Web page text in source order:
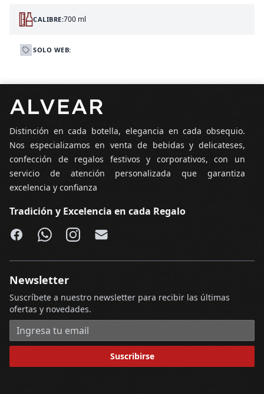
CALIBRE:700 ml
SOLO WEB:
Distinción en cada botella, elegancia en cada obsequio.
Nos especializamos en venta de bebidas y delicateses,
confección de regalos festivos y corporativos, con un
servicio de atención personalizada que garantiza
excelencia y confianza
Tradición y Excelencia en cada Regalo
Facebook
WhatsApp
Instagram
Email
Newsletter
Suscríbete a nuestro newsletter para recibir las últimas
ofertas y novedades.
Dirección de correo electrónico
Suscribirse